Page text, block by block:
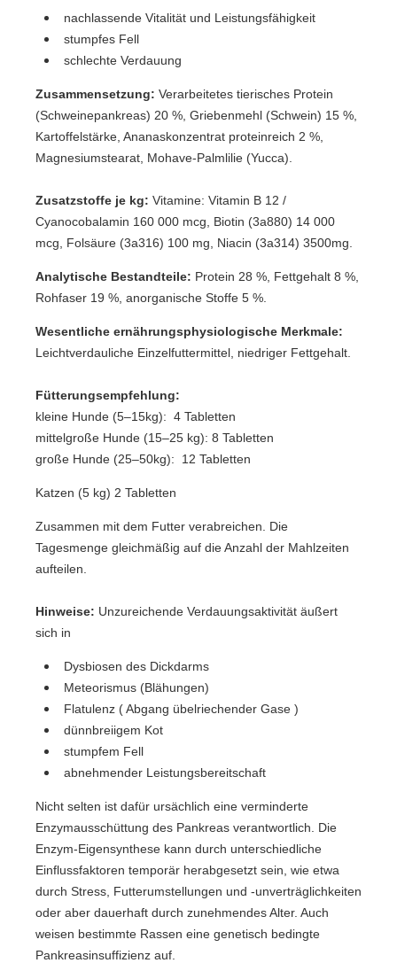
nachlassende Vitalität und Leistungsfähigkeit
stumpfes Fell
schlechte Verdauung
Zusammensetzung: Verarbeitetes tierisches Protein
(Schweinepankreas) 20 %, Griebenmehl (Schwein) 15 %,
Kartoffelstärke, Ananaskonzentrat proteinreich 2 %,
Magnesiumstearat, Mohave-Palmlilie (Yucca).
Zusatzstoffe je kg: Vitamine: Vitamin B 12 /
Cyanocobalamin 160 000 mcg, Biotin (3a880) 14 000
mcg, Folsäure (3a316) 100 mg, Niacin (3a314) 3500mg.
Analytische Bestandteile: Protein 28 %, Fettgehalt 8 %,
Rohfaser 19 %, anorganische Stoffe 5 %.
Wesentliche ernährungsphysiologische Merkmale:
Leichtverdauliche Einzelfuttermittel, niedriger Fettgehalt.
Fütterungsempfehlung:
kleine Hunde (5–15kg): 4 Tabletten
mittelgroße Hunde (15–25 kg): 8 Tabletten
große Hunde (25–50kg): 12 Tabletten
Katzen (5 kg) 2 Tabletten
Zusammen mit dem Futter verabreichen. Die
Tagesmenge gleichmäßig auf die Anzahl der Mahlzeiten
aufteilen.
Hinweise: Unzureichende Verdauungsaktivität äußert
sich in
Dysbiosen des Dickdarms
Meteorismus (Blähungen)
Flatulenz ( Abgang übelriechender Gase )
dünnbreiigem Kot
stumpfem Fell
abnehmender Leistungsbereitschaft
Nicht selten ist dafür ursächlich eine verminderte
Enzymausschüttung des Pankreas verantwortlich. Die
Enzym-Eigensynthese kann durch unterschiedliche
Einflussfaktoren temporär herabgesetzt sein, wie etwa
durch Stress, Futterumstellungen und -unverträglichkeiten
oder aber dauerhaft durch zunehmendes Alter. Auch
weisen bestimmte Rassen eine genetisch bedingte
Pankreasinsuffizienz auf.